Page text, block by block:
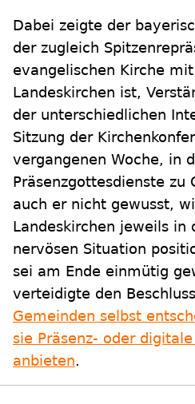
Dabei zeigte der
der zugleich
evangelischen Kirche
Landeskirchen ist,
der unterschiedlichen
Sitzung der
vergangenen Woche, in
Präsenzgottesdienste zu
auch er nicht gewusst,
Landeskirchen jeweils in
nervösen Situation
sei am Ende einmütig
verteidigte den
Gemeinden selbst
sie Präsenz- oder
anbieten.